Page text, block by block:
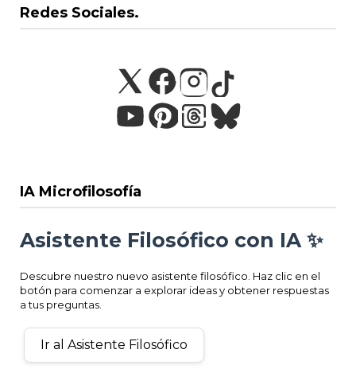
Redes Sociales.
IA Microfilosofía
Asistente Filosófico con IA ✨
Descubre nuestro nuevo asistente filosófico. Haz clic en el
botón para comenzar a explorar ideas y obtener respuestas
a tus preguntas.
Ir al Asistente Filosófico